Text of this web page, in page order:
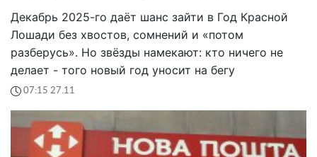
Декабрь 2025-го даёт шанс зайти в Год Красной
Лошади без хвостов, сомнений и «потом
разберусь». Но звёзды намекают: кто ничего не
делает - того новый год уносит на бегу
07:15 27.11